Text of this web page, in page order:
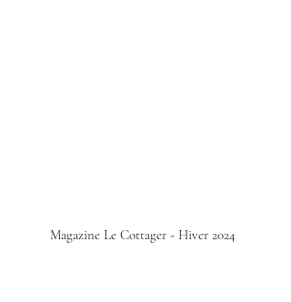
Magazine Le Cottager - Hiver 2024